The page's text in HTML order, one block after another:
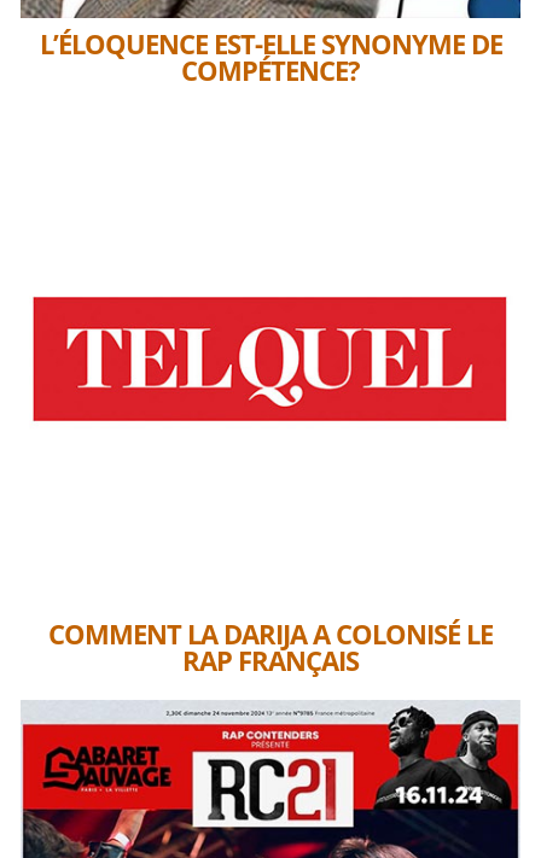
L’ÉLOQUENCE EST-ELLE SYNONYME DE
COMPÉTENCE?
COMMENT LA DARIJA A COLONISÉ LE
RAP FRANÇAIS